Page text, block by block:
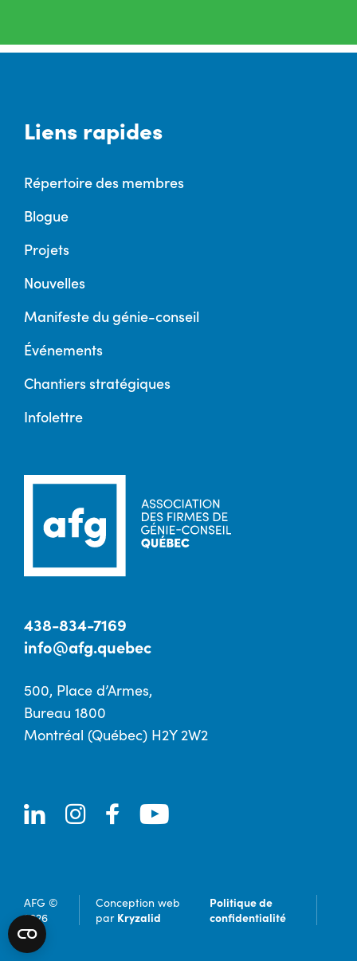
Liens rapides
Répertoire des membres
Blogue
Projets
Nouvelles
Manifeste du génie-conseil
Événements
Chantiers stratégiques
Infolettre
438-834-7169
info@afg.quebec
500, Place d’Armes,
Bureau 1800
Montréal (Québec) H2Y 2W2
AFG ©
2026
Conception web
par Kryzalid
Politique de
confidentialité